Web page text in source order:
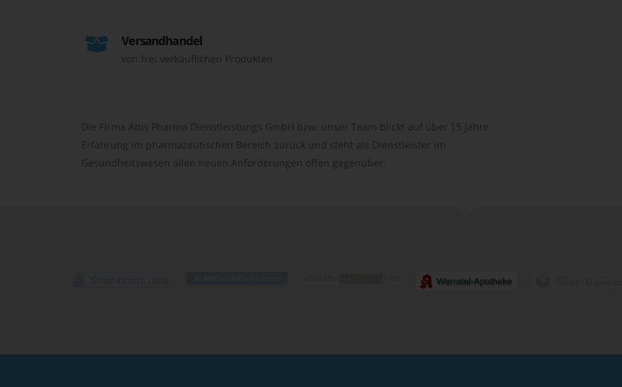
Versandhandel
von frei verkäuflichen Produkten
Die Firma Abis Pharma Dienstleistungs GmbH bzw. unser Team blickt auf über 15 Jahre
Erfahrung im pharmazeutischen Bereich zurück und steht als Dienstleister im
Gesundheitswesen allen neuen Anforderungen offen gegenüber.